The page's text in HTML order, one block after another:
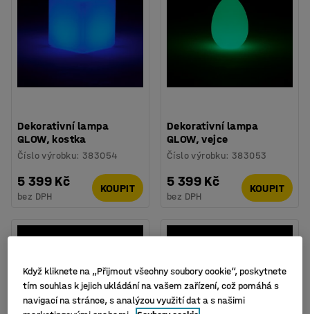
Dekorativní lampa
GLOW, kostka
Číslo výrobku:383054
5 399 Kč
bez DPH
KOUPIT
Dekorativní lampa
GLOW, vejce
Číslo výrobku:383053
5 399 Kč
bez DPH
KOUPIT
Když kliknete na „Přijmout všechny soubory cookie“, poskytnete
tím souhlas k jejich ukládání na vašem zařízení, což pomáhá s
navigací na stránce, s analýzou využití dat a s našimi